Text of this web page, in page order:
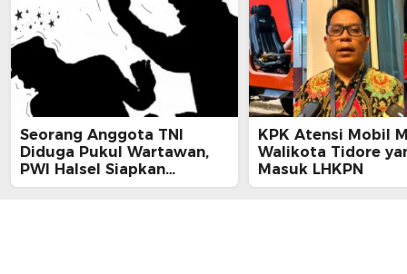
Seorang Anggota TNI
Diduga Pukul Wartawan,
PWI Halsel Siapkan
Langkah Hukum
KPK Atensi Mobil
Walikota Tidore
Masuk LHKPN